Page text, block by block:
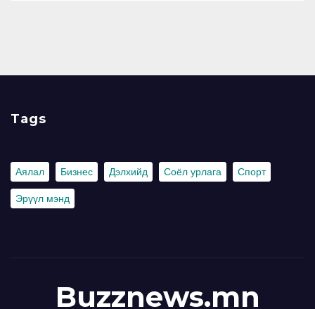
Tags
Аялал Бизнес Дэлхийд Соёл урлага Спорт
Эрүүл мэнд
Buzznews.mn